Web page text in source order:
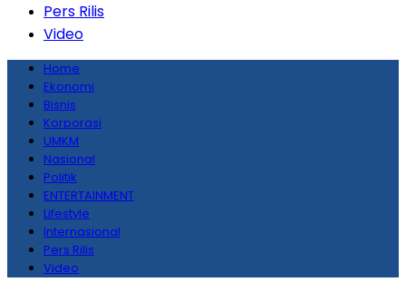
Pers Rilis
Video
Home
Ekonomi
Bisnis
Korporasi
UMKM
Nasional
Politik
ENTERTAINMENT
Lifestyle
Internasional
Pers Rilis
Video